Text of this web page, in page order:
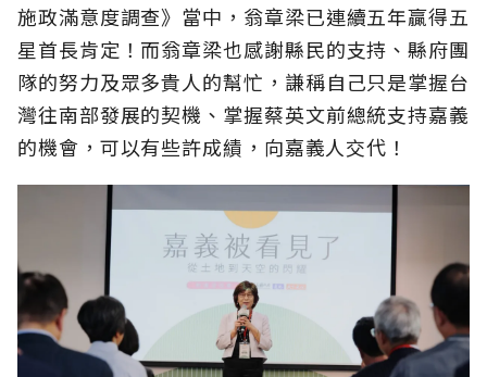
施政滿意度調查》當中，翁章梁已連續五年贏得五
星首長肯定！而翁章梁也感謝縣民的支持、縣府團
隊的努力及眾多貴人的幫忙，謙稱自己只是掌握台
灣往南部發展的契機、掌握蔡英文前總統支持嘉義
的機會，可以有些許成績，向嘉義人交代！